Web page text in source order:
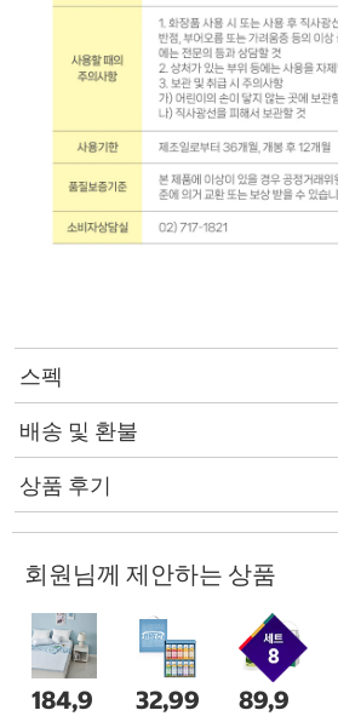
스펙
배송 및 환불
상품 후기
회원님께 제안하는 상품
184,9
32,99
89,9